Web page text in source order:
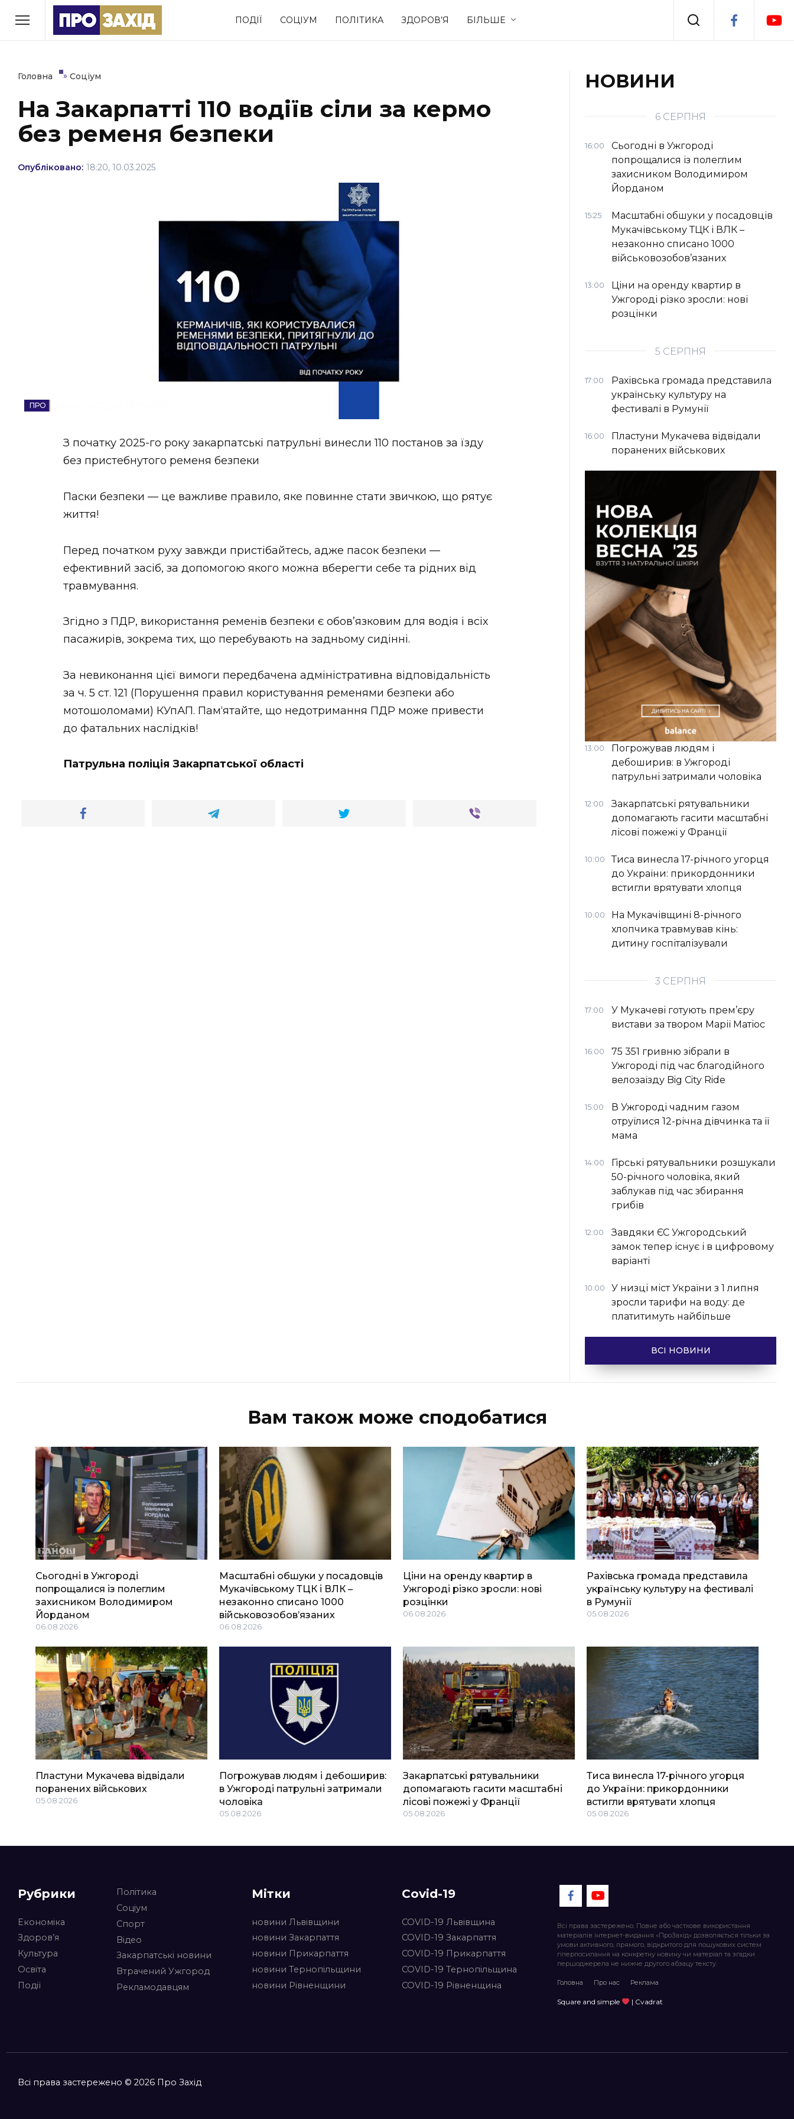
ПОДІЇ СОЦІУМ ПОЛІТИКА ЗДОРОВ’Я БІЛЬШЕ
РУБРИКИ
Економіка Події
Політика Соціум Спорт Стиль життя
Втрачений Ужгород
(відеоверсія)
НОВИНИ ЗАХІДНОЇ УКРАЇНИ
ВІДЕО
Головна » Соціум
На Закарпатті 110 водіїв сіли за кермо
без ременя безпеки
Опубліковано: 18:20, 10.03.2025
З початку 2025-го року закарпатські патрульні винесли 110 постанов за їзду
без пристебнутого ременя безпеки
Паски безпеки — це важливе правило, яке повинне стати звичкою, що рятує
життя!
Перед початком руху завжди пристібайтесь, адже пасок безпеки —
ефективний засіб, за допомогою якого можна вберегти себе та рідних від
травмування.
Згідно з ПДР, використання ременів безпеки є обов’язковим для водія і всіх
пасажирів, зокрема тих, що перебувають на задньому сидінні.
За невиконання цієї вимоги передбачена адміністративна відповідальність
за ч. 5 ст. 121 (Порушення правил користування ременями безпеки або
мотошоломами) КУпАП. Пам‘ятайте, що недотримання ПДР може привести
до фатальних наслідків!
Патрульна поліція Закарпатської області
НОВИНИ
6 СЕРПНЯ
16:00
Сьогодні в Ужгороді
попрощалися із полеглим
захисником Володимиром
Йорданом
15:25
Масштабні обшуки у посадовців
Мукачівському ТЦК і ВЛК –
незаконно списано 1000
військовозобов’язаних
13:00
Ціни на оренду квартир в
Ужгороді різко зросли: нові
розцінки
5 СЕРПНЯ
17:00
Рахівська громада представила
українську культуру на
фестивалі в Румунії
16:00
Пластуни Мукачева відвідали
поранених військових
13:00
Погрожував людям і
дебоширив: в Ужгороді
патрульні затримали чоловіка
12:00
Закарпатські рятувальники
допомагають гасити масштабні
лісові пожежі у Франції
10:00
Тиса винесла 17-річного угорця
до України: прикордонники
встигли врятувати хлопця
10:00
На Мукачівщині 8-річного
хлопчика травмував кінь:
дитину госпіталізували
3 СЕРПНЯ
17:00
У Мукачеві готують прем’єру
вистави за твором Марії Матіос
16:00
75 351 гривню зібрали в
Ужгороді під час благодійного
велозаїзду Big Сity Ride
15:00
В Ужгороді чадним газом
отруїлися 12-річна дівчинка та її
мама
14:00
Гірські рятувальники розшукали
50-річного чоловіка, який
заблукав під час збирання
грибів
12:00
Завдяки ЄС Ужгородський
замок тепер існує і в цифровому
варіанті
10:00
У низці міст України з 1 липня
зросли тарифи на воду: де
платитимуть найбільше
ВСІ НОВИНИ
Вам також може сподобатися
Сьогодні в Ужгороді
попрощалися із полеглим
захисником Володимиром
Йорданом
06.08.2026
Масштабні обшуки у посадовців
Мукачівському ТЦК і ВЛК –
незаконно списано 1000
військовозобов’язаних
06.08.2026
Ціни на оренду квартир в
Ужгороді різко зросли: нові
розцінки
06.08.2026
Рахівська громада представила
українську культуру на фестивалі
в Румунії
05.08.2026
Пластуни Мукачева відвідали
поранених військових
05.08.2026
Погрожував людям і дебоширив:
в Ужгороді патрульні затримали
чоловіка
05.08.2026
Закарпатські рятувальники
допомагають гасити масштабні
лісові пожежі у Франції
05.08.2026
Тиса винесла 17-річного угорця
до України: прикордонники
встигли врятувати хлопця
05.08.2026
Рубрики
Економіка
Здоров’я
Культура
Освіта
Події
Політика
Соціум
Спорт
Відео
Закарпатські новини
Втрачений Ужгород
Рекламодавцям
Мітки
новини Львівщини
новини Закарпаття
новини Прикарпаття
новини Тернопільщини
новини Рівненщини
Covid-19
COVID-19 Львівщина
COVID-19 Закарпаття
COVID-19 Прикарпаття
COVID-19 Тернопільщина
COVID-19 Рівненщина
Всі права застережено. Повне або часткове використання
матеріалів інтернет-видання «ПроЗахід» дозволяється тільки за
умови активного, прямого, відкритого для пошукових систем
гіперпосилання на конкретну новину чи матеріал та згадки
першоджерела не нижче другого абзацу тексту.
Головна Про нас Реклама
Square and simple | Cvadrat
Всі права застережено © 2026 Про Захід